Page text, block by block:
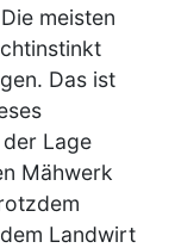
meisten
Das ist
Lage
Mähwerk
Landwirt